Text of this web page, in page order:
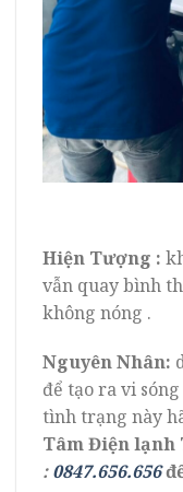
Hiện Tượng :
vẫn quay bình
không nóng .
Nguyên Nhân:
để tạo ra vi
tình trạng này
Tâm Điện lạnh
:0847.656.656